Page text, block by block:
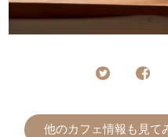
他のカフェ情報も見て